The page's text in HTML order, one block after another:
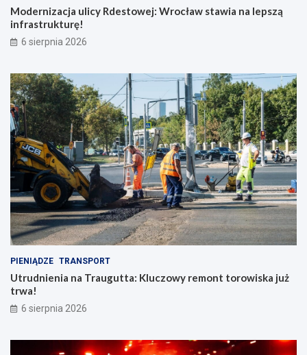
Modernizacja ulicy Rdestowej: Wrocław stawia na lepszą
infrastrukturę!
6 sierpnia 2026
PIENIĄDZE TRANSPORT
Utrudnienia na Traugutta: Kluczowy remont torowiska już
trwa!
6 sierpnia 2026